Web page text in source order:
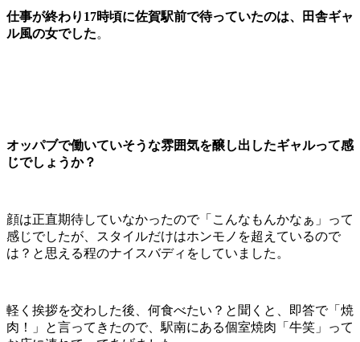
仕事が終わり17時頃に佐賀駅前で待っていたのは、田舎ギャ
ル風の女でした。
オッパブで働いていそうな雰囲気を醸し出したギャルって感
じでしょうか？
顔は正直期待していなかったので「こんなもんかなぁ」って
感じでしたが、スタイルだけはホンモノを超えているので
は？と思える程のナイスバディをしていました。
軽く挨拶を交わした後、何食べたい？と聞くと、即答で「焼
肉！」と言ってきたので、駅南にある個室焼肉「牛笑」って